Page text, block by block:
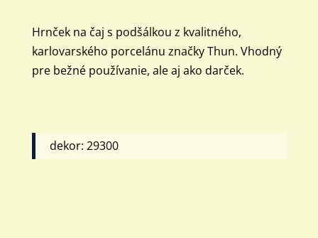
Hrnček na čaj s podšálkou z kvalitného,
karlovarského porcelánu značky Thun. Vhodný
pre bežné používanie, ale aj ako darček.
dekor: 29300